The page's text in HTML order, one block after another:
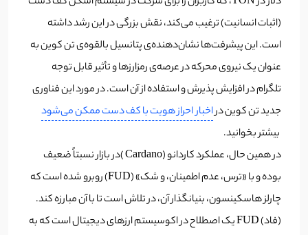
(اثبات انسانیت) ترغیب می‌کند، نقش بزرگی در این رشد داشته
است. این پیشرفت‌ها نشان‌دهنده‌ی پتانسیل بالقوه‌ی تن کوین به
عنوان یک نیروی محرکه در عرصه‌ی رمزارزها و تأثیر قابل توجه
تلگرام در افزایش پذیرش و استفاده از آن است. در مورد این فناوری
جدید تن کوین دراخبار احراز هویت با کف دست ممکن می‌شود
بیشتر بخوانید.
در همین حال، عملکرد کاردانو (Cardano )در بازار نسبتاً ضعیف
بوده و با «ترس، عدم اطمینان، و شک» (FUD) روبرو شده است که
چارلز هاسکینسون، بنیانگذار آن، در تلاش است تا با آن مبارزه کند.
(فاد)‌ FUD یک اصطلاح در اکوسیستم ارزهای دیجیتال است که به